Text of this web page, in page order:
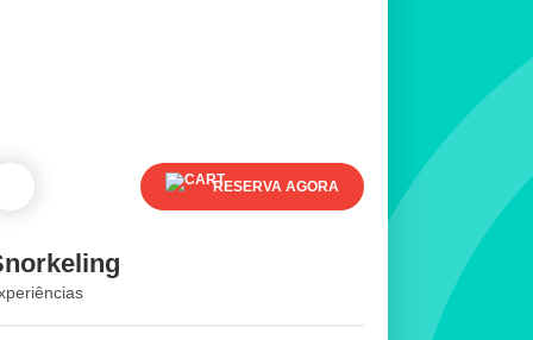
RESERVA AGORA